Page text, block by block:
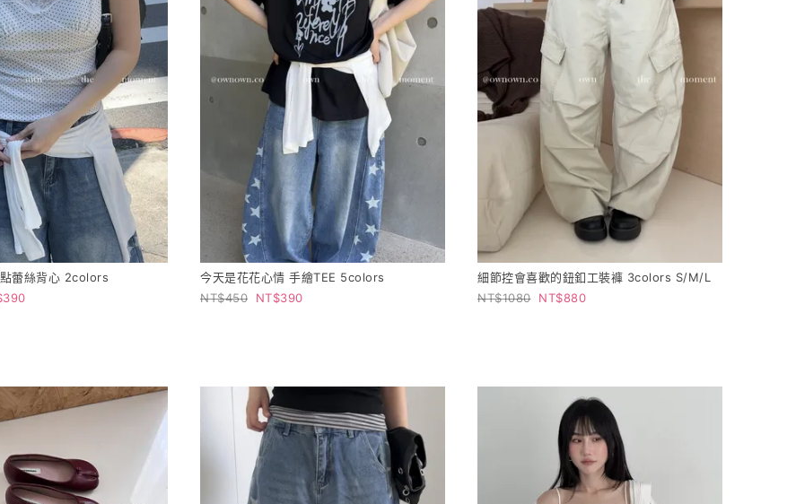
蕾絲背心 2colors
390
今天是花花心情 手繪TEE 5colors
450
390
細節控會喜歡的鈕釦工裝褲 3colors S/M/L
1080
880